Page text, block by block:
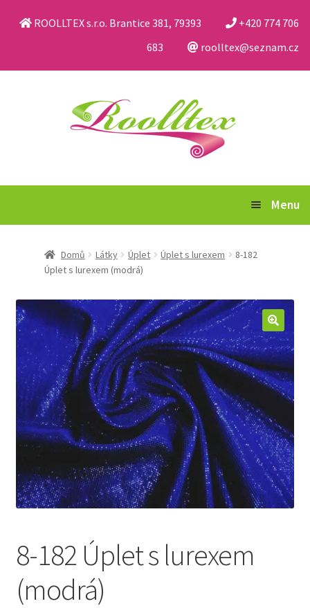
ROOLLTEX s.r.o. Brantice 381, 79393
+420 774 706
683
roolltex@seznam.cz
Menu
Obchodní podmínky a reklamační řád
Jak nakupovat
Aktuality
Kontakt
Domů Látky Úplet Úplet s lurexem
8-182
Úplet s lurexem (modrá)
8-182 Úplet s lurexem
(modrá)